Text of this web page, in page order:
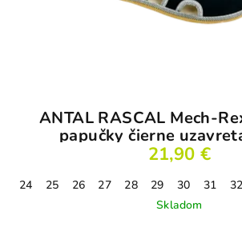
ANTAL RASCAL Mech-
papučky čierne
21,90 €
24 25 26 27 28 29 30 31 32
Skladom